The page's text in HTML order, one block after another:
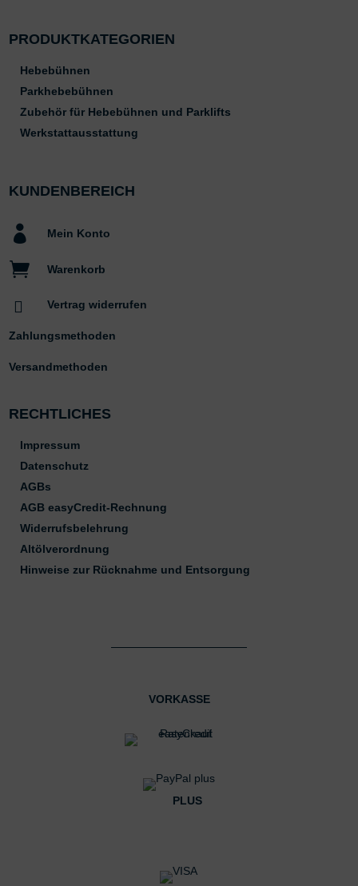
PRODUKTKATEGORIEN
Hebebühnen
Parkhebebühnen
Zubehör für Hebebühnen und Parklifts
Werkstattausstattung
KUNDENBEREICH
 Mein Konto
 Warenkorb
 Vertrag widerrufen
Zahlungsmethoden
Versandmethoden
RECHTLICHES
Impressum
Datenschutz
AGBs
AGB easyCredit-Rechnung
Widerrufsbelehrung
Altölverordnung
Hinweise zur Rücknahme und Entsorgung
VORKASSE
PLUS